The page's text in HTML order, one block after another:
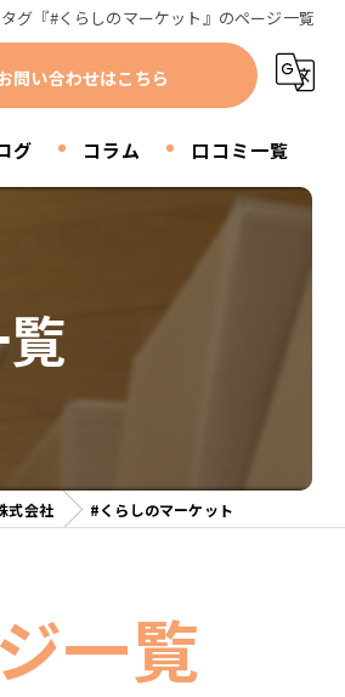
タグ『#くらしのマーケット』のページ一覧
問い合わせはこちら
グ コラム 口コミ一覧
式会社 #くらしのマーケット
一覧